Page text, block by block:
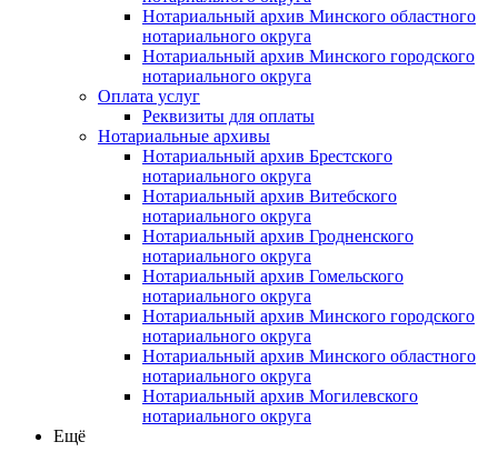
Нотариальный архив Минского областного
нотариального округа
Нотариальный архив Минского городского
нотариального округа
Оплата услуг
Реквизиты для оплаты
Нотариальные архивы
Нотариальный архив Брестского
нотариального округа
Нотариальный архив Витебского
нотариального округа
Нотариальный архив Гродненского
нотариального округа
Нотариальный архив Гомельского
нотариального округа
Нотариальный архив Минского городского
нотариального округа
Нотариальный архив Минского областного
нотариального округа
Нотариальный архив Могилевского
нотариального округа
Ещё